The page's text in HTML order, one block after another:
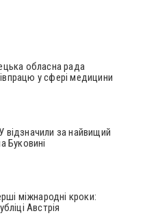
обласна рада
у сфері медицини
за найвищий
Буковині
міжнародні кроки:
Австрія